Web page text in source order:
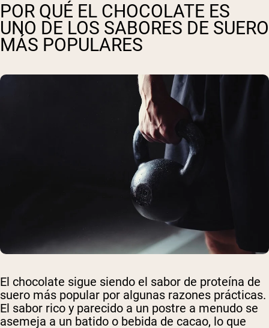
POR QUÉ EL CHOCOLATE ES
UNO DE LOS SABORES DE SUERO
MÁS POPULARES
El chocolate sigue siendo el sabor de proteína de
suero más popular por algunas razones prácticas.
El sabor rico y parecido a un postre a menudo se
asemeja a un batido o bebida de cacao, lo que